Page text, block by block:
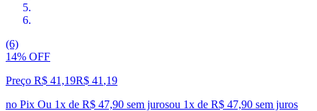
(6)
14% OFF
Preço R$ 41,19R$ 41 ,19
no Pix Ou 1x de R$ 47,90 sem jurosou 1x de R$ 47,90 sem juros